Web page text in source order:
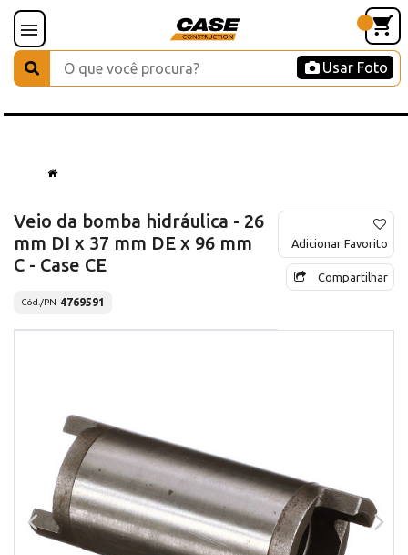
Usar Foto
Veio da bomba hidráulica - 26
mm DI x 37 mm DE x 96 mm
C - Case CE
Cód./PN 4769591
Adicionar Favorito
Compartilhar